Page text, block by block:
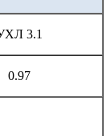
3.1
0.97